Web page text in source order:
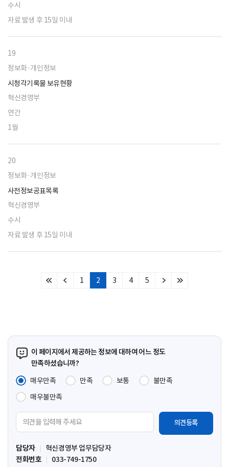
수시
자료 발생 후 15일 이내
19
정보화·개인정보
시청각기록물 보유현황
혁신경영부
연간
1월
20
정보화·개인정보
사전정보공표목록
혁신경영부
수시
자료 발생 후 15일 이내
처
이
1 2 3 4 5
다
마
이 페이지에서 제공하는 정보에 대하여 어느 정도
만족하셨습니까?
매우만족
만족 보통
불만족
매우불만족
견
입
력
담당자
혁신경영부 업무담당자
전화번호
033-749-1750